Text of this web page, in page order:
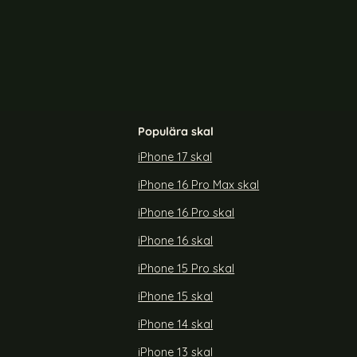
Skal CH MagSafe Transparent/Svart
ColorPop iPhone 15 Skal CH MagSafe
Transparent/Ljus Blå
Art. nr 225254
rea pris
179 krtidigare pris
299 kr
ColorPop iPhone 15 Skal CH
Populära skal
iPhone 17 skal
iPhone 16 Pro Max skal
iPhone 16 Pro skal
iPhone 16 skal
iPhone 15 Pro skal
iPhone 15 skal
iPhone 14 skal
iPhone 13 skal